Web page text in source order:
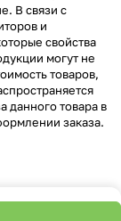
В связи с
и
свойства
могут не
товаров,
данного товара в
заказа.